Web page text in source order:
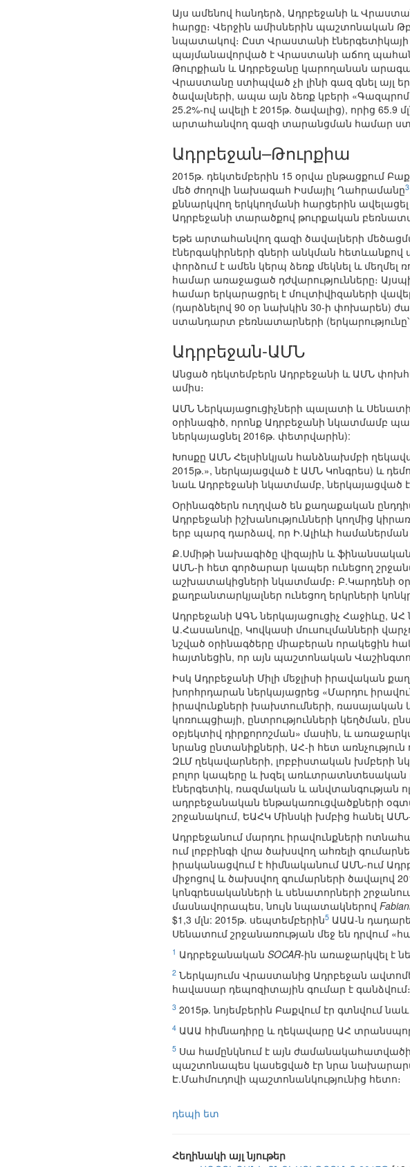
Այս ամենով հանդերձ, Ադրբեջանի և
հարցը։ Վերջին ամիսներին պաշտոնական
նպատակով։ Ըստ Վրաստանի էներգետիկայի
պայմանավորված է Վրաստանի աճող
Թուրքիան և Ադրբեջանը կարողանան
Վրաստանը ստիպված չի լինի գազ գնել այլ
ծավալների, ապա այն ձեռք կբերի
25.2%-ով ավելի է 2015թ. ծավալից), որից
արտահանվող գազի տարանցման համար
Ադրբեջան–Թուրքիա
2015թ. դեկտեմբերին 15 օրվա ընթացքում
մեծ ժողովի նախագահ Իսմայիլ Ղահրամանը3
քննարկվող երկկողմանի հարցերին
Ադրբեջանի տարածքով թուրքական
Եթե արտահանվող գազի ծավալների
էներգակիրների գների անկման
փորձում է ամեն կերպ ձեռք մեկնել և
համար առաջացած դժվարությունները։
համար երկարացրել է մուլտիվիզաների
(դարձնելով 90 օր նախկին 30-ի փոխարեն)
ստանդարտ բեռնատարների
Ադրբեջան-ԱՄՆ
Անցած դեկտեմբերն Ադրբեջանի և ԱՄՆ
ամիս։
ԱՄՆ Ներկայացուցիչների պալատի և
օրինագիծ, որոնք Ադրբեջանի նկատմամբ
ներկայացնել 2016թ. փետրվարին):
Խոսքը ԱՄՆ Հելսինկյան հանձնախմբի
2015թ.», ներկայացված է ԱՄՆ Կոնգրես) և
նաև Ադրբեջանի նկատմամբ, ներկայացված
Օրինագծերն ուղղված են քաղաքական
Ադրբեջանի իշխանությունների կողմից
երբ պարզ դարձավ, որ Ի.Ալիևի
Ք.Սմիթի նախագիծը վիզային և
ԱՄՆ-ի հետ գործարար կապեր ունեցող
աշխատակիցների նկատմամբ։ Բ.Կարդենի
քաղբանտարկյալներ ունեցող երկրների
Ադրբեջանի ԱԳՆ ներկայացուցիչ
Ա.Հասանովը, Կովկասի մուսուլմանների
նշված օրինագծերը միաբերան որակեցին
հայտնեցին, որ այն պաշտոնական
Իսկ Ադրբեջանի Միլի մեջլիսի իրավական
խորհրդարան ներկայացրեց «Մարդու
իրավունքների խախտումների, ռասայական
կոռուպցիայի, ընտրությունների
օբյեկտիվ դիրքորոշման» մասին, և
նրանց ընտանիքների, ԱՀ-ի հետ
ԶԼՄ ղեկավարների, լոբբիստական խմբերի
բոլոր կապերը և խզել առևտրատնտեսական
էներգետիկ, ռազմական և անվտանգության
ադրբեջանական ենթակառուցվածքների
շրջանակում, ԵԱՀԿ Մինսկի խմբից հանել ԱՄՆ-
Ադրբեջանում մարդու իրավունքների
ում լոբբինգի վրա ծախսվող ահռելի
իրականացվում է հիմնականում ԱՄՆ-ում
միջոցով և ծախսվող գումարների ծավալով
կոնգրեսականների և սենատորների
մասնավորապես, նույն նպատակներով
$1,3 մլն: 2015թ. սեպտեմբերին5 ԱԱԱ-ն
Սենատում շրջանառության մեջ են դրվում
1 Ադրբեջանական SOCAR-ին առաջարկվել է
2 Ներկայումս Վրաստանից Ադրբեջան
հավասար դեպոզիտային գումար է գանձվում։
3 2015թ. նոյեմբերին Բաքվում էր գտնվում
4 ԱԱԱ հիմնադիրը և ղեկավարը ԱՀ
5 Սա համընկնում է այն ժամանակահատվածի
պաշտոնապես կասեցված էր նրա
Է.Մահմուդովի պաշտոնանկությունից հետո։
դեպի ետ
Հեղինակի այլ նյութեր